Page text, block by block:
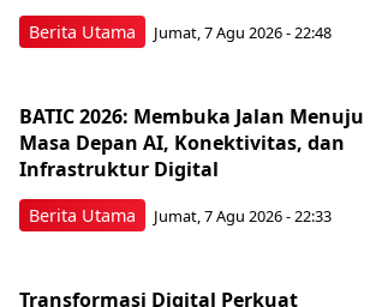
Berita Utama Jumat, 7 Agu 2026 - 22:48
Berita Utama
BATIC 2026: Membuka Jalan Menuju
Masa Depan AI, Konektivitas, dan
Infrastruktur Digital
Jumat, 7 Agu 2026 - 22:33
Transformasi Digital Perkuat